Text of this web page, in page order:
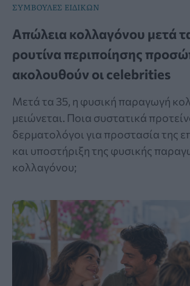
ΣΥΜΒΟΥΛΕΣ ΕΙΔΙΚΩΝ
Απώλεια κολλαγόνου μετά
ρουτίνα περιποίησης
ακολουθούν οι celebrities
Μετά τα 35, η φυσική παραγωγή
μειώνεται. Ποια συστατικά
δερματολόγοι για προστασία της
και υποστήριξη της φυσικής
κολλαγόνου;